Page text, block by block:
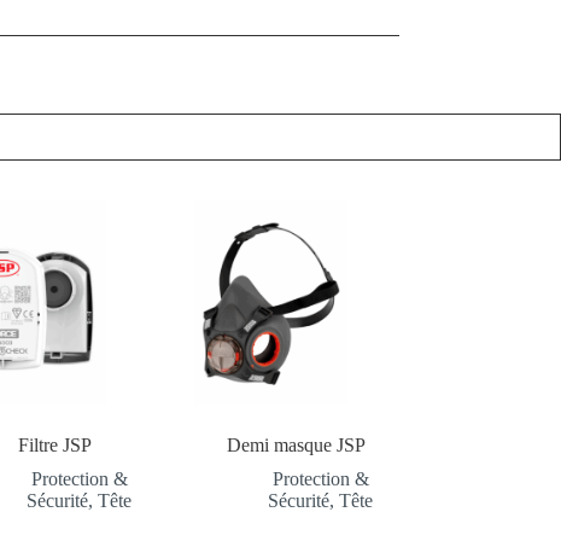
Filtre JSP
Protection &
Sécurité,Tête
Demi masque JSP
Protection &
Sécurité,Tête